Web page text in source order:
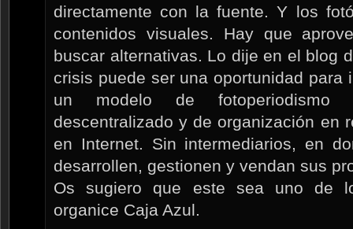
directamente con la fuente. Y los
contenidos visuales. Hay que
buscar alternativas. Lo dije en el blog
crisis puede ser una oportunidad para
un modelo de fotoperiodismo
descentralizado y de organización en
en Internet. Sin intermediarios, en
desarrollen, gestionen y vendan sus
Os sugiero que este sea uno de
organice Caja Azul.